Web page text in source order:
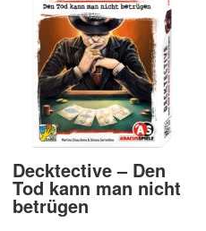
Decktective – Den
Tod kann man nicht
betrügen